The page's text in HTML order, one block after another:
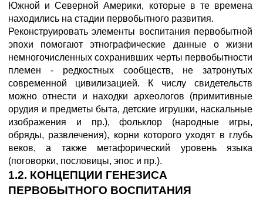
Южной и Северной Америки, которые в те времена
находились на стадии первобытного развития.
Реконструировать элементы воспитания первобытной
эпохи помогают этнографические данные о жизни
немногочисленных сохранивших черты первобытности
племен - редкостных сообществ, не затронутых
современной цивилизацией. К числу свидетельств
можно отнести и находки археологов (примитивные
орудия и предметы быта, детские игрушки, наскальные
изображения и пр.), фольклор (народные игры,
обряды, развлечения), корни которого уходят в глубь
веков, а также метафорический уровень языка
(поговорки, пословицы, эпос и пр.).
1.2. КОНЦЕПЦИИ ГЕНЕЗИСА
ПЕРВОБЫТНОГО ВОСПИТАНИЯ